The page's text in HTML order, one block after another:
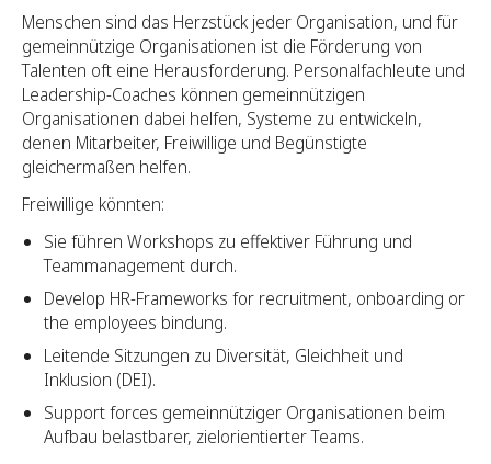
Menschen sind das Herzstück jeder Organisation, und für
gemeinnützige Organisationen ist die Förderung von
Talenten oft eine Herausforderung. Personalfachleute und
Leadership-Coaches können gemeinnützigen
Organisationen dabei helfen, Systeme zu entwickeln,
denen Mitarbeiter, Freiwillige und Begünstigte
gleichermaßen helfen.
Freiwillige könnten:
Sie führen Workshops zu effektiver Führung und
Teammanagement durch.
Develop HR-Frameworks for recruitment, onboarding or
the employees bindung.
Leitende Sitzungen zu Diversität, Gleichheit und
Inklusion (DEI).
Support forces gemeinnütziger Organisationen beim
Aufbau belastbarer, zielorientierter Teams.